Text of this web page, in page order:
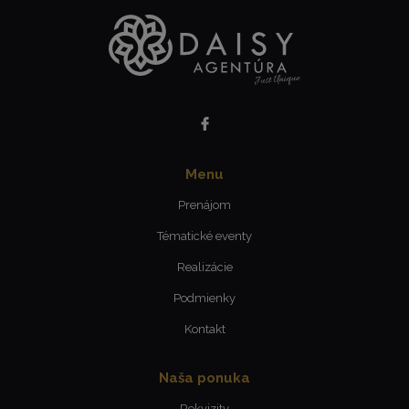
Menu
Prenájom
Tématické eventy
Realizácie
Podmienky
Kontakt
Naša ponuka